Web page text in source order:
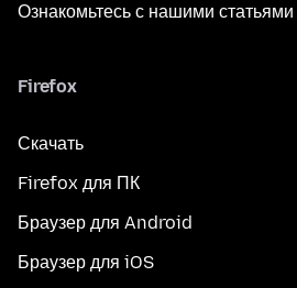
Ознакомьтесь с нашими статьями
Firefox
Скачать
Firefox для ПК
Браузер для Android
Браузер для iOS